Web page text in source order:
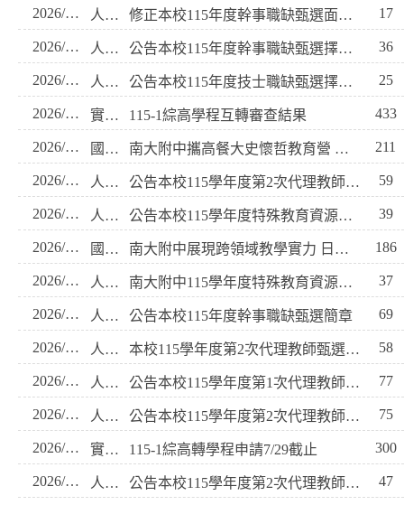
2026/08/07 人事室 修正本校115年度幹事職缺甄選面試時間 17
2026/08/06 人事室 公告本校115年度幹事職缺甄選擇優面試人員名單 36
2026/08/06 人事室 公告本校115年度技士職缺甄選擇優面試人員名單 25
2026/08/05 實研組 115-1綜高學程互轉審查結果 433
2026/07/31 國立臺南大學附屬高級中學 南大附中攜高餐大史懷哲教育營 科技餐旅交織跨學段共學 211
2026/07/30 人事室 公告本校115學年度第2次代理教師甄選第3梯次招考報名結果暨相關事宜如說明 59
2026/07/30 人事室 公告本校115學年度特殊教育資源班行政助理人員甄選正備取名單 39
2026/07/28 國立臺南大學附屬高級中學 南大附中展現跨領域教學實力 日校長體驗製作台灣美食 186
2026/07/28 人事室 南大附中115學年度特殊教育資源班行政助理人員甄選應考須知 37
2026/07/28 人事室 公告本校115年度幹事職缺甄選簡章 69
2026/07/27 人事室 本校115學年度第2次代理教師甄選第2梯次招考報名結果暨相關事宜如說明。 58
2026/07/24 人事室 公告本校115學年度第1次代理教師甄選(第4梯次)錄取標準及正取、備取人員錄取名單 77
2026/07/24 人事室 公告本校115學年度第2次代理教師甄選(第1梯次)錄取標準及正取、備取人員錄取名單 75
2026/07/24 實研組 115-1綜高轉學程申請7/29截止 300
2026/07/23 人事室 公告本校115學年度第2次代理教師第1梯次甄選應考人員成績。 47